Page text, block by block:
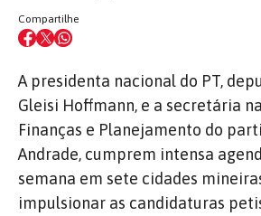
Compartilhe
A presidenta nacional do PT,
Gleisi Hoffmann, e a secretária
Finanças e Planejamento do
Andrade, cumprem intensa
semana em sete cidades
impulsionar as candidaturas